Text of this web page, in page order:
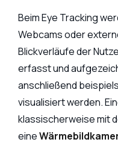
Beim Eye Tracking
Webcams oder
Blickverläufe der
erfasst und
anschließend
visualisiert werden.
klassischerweise mit
eine